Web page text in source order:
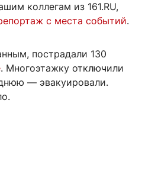
коллегам из 161.RU,
с места событий.
пострадали 130
. Многоэтажку отключили
— эвакуировали.